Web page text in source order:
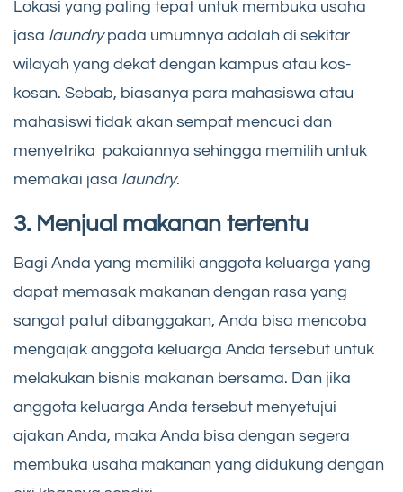
Lokasi yang paling tepat untuk membuka usaha
jasa laundrypada umumnya adalah di sekitar
wilayah yang dekat dengan kampus atau kos-
kosan. Sebab, biasanya para mahasiswa atau
mahasiswi tidak akan sempat mencuci dan
menyetrika pakaiannya sehingga memilih untuk
memakai jasa laundry.
3. Menjual makanan tertentu
Bagi Anda yang memiliki anggota keluarga yang
dapat memasak makanan dengan rasa yang
sangat patut dibanggakan, Anda bisa mencoba
mengajak anggota keluarga Anda tersebut untuk
melakukan bisnis makanan bersama. Dan jika
anggota keluarga Anda tersebut menyetujui
ajakan Anda, maka Anda bisa dengan segera
membuka usaha makanan yang didukung dengan